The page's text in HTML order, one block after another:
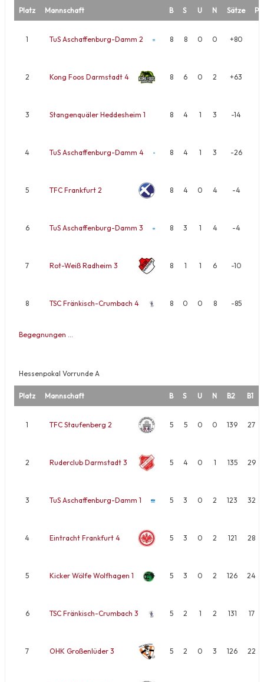
Platz Mannschaft B S U N Sätze
1 TuS Aschaffenburg-Damm 2 8 8 0 0 +80
2 Kong Foos Darmstadt 4 8 6 0 2 +63
3 Stangenquäler Heddesheim 1 8 4 1 3 -14
4 TuS Aschaffenburg-Damm 4 8 4 1 3 -26
5 TFC Frankfurt 2 8 4 0 4 -4
6 TuS Aschaffenburg-Damm 3 8 3 1 4 -4
7 Rot-Weiß Radheim 3 8 1 1 6 -10
8 TSC Fränkisch-Crumbach 4 8 0 0 8 -85
Begegnungen …
Hessenpokal Vorrunde A
Platz Mannschaft B S U N B2 B1
1 TFC Staufenberg 2 5 5 0 0 139 27
2 Ruderclub Darmstadt 3 5 4 0 1 135 29
3 TuS Aschaffenburg-Damm 1 5 3 0 2 123 32
4 Eintracht Frankfurt 4 5 3 0 2 121 28
5 Kicker Wölfe Wolfhagen 1 5 3 0 2 126 24
6 TSC Fränkisch-Crumbach 3 5 2 1 2 131 17
7 OHK Großenlüder 3 5 2 0 3 126 22